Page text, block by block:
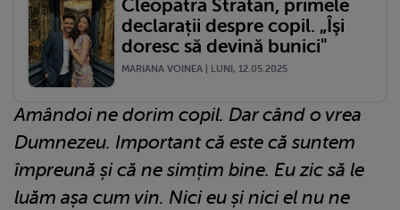
Cleopatra Stratan, primele
declarații despre copil. „Îşi
doresc să devină bunici"
MARIANA VOINEA | LUNI, 12.05.2025
Amândoi ne dorim copil. Dar când o vrea
Dumnezeu. Important că este că suntem
împreună și că ne simțim bine. Eu zic să le
luăm așa cum vin. Nici eu și nici el nu ne